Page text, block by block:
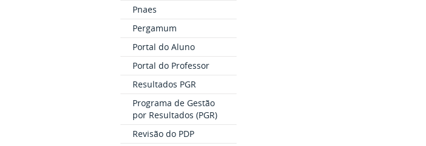
Pnaes
Pergamum
Portal do Aluno
Portal do Professor
Resultados PGR
Programa de Gestão
por Resultados (PGR)
Revisão do PDP